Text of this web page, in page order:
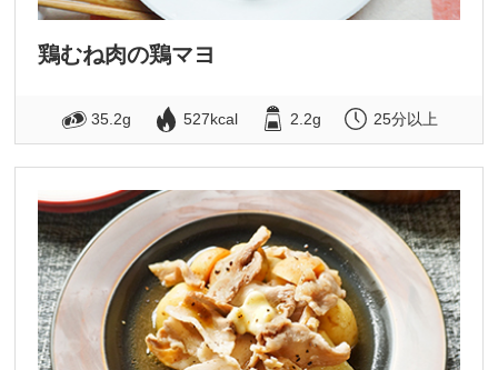
鶏むね肉の鶏マヨ
35.2g 527kcal 2.2g 25分以上